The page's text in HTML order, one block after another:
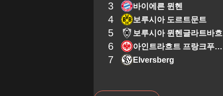
3 바이에른 뮌헨
4 보루시아 도르트문트
5 보루시아 뮌헨글라트바흐
6 아인트라흐트 프랑크푸르트
7 Elversberg